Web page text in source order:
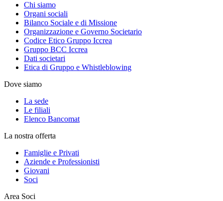
Chi siamo
Organi sociali
Bilanco Sociale e di Missione
Organizzazione e Governo Societario
Codice Etico Gruppo Iccrea
Gruppo BCC Iccrea
Dati societari
Etica di Gruppo e Whistleblowing
Dove siamo
La sede
Le filiali
Elenco Bancomat
La nostra offerta
Famiglie e Privati
Aziende e Professionisti
Giovani
Soci
Area Soci